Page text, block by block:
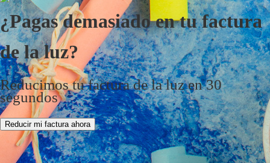
¿Pagas demasiado en tu factura
de la luz?
Reducimos tu factura de la luz en 30
segundos
Reducir mi factura ahora